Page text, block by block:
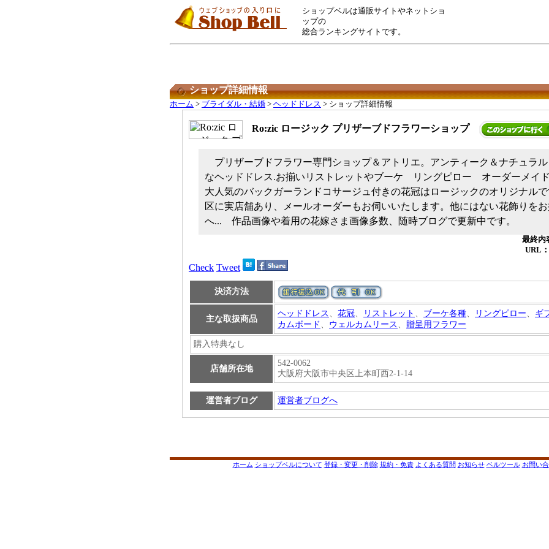
ショップベルは通販サイトやネットショ
ップの
総合ランキングサイトです。
ショップ詳細情報
ホーム > ブライダル・結婚 > ヘッドドレス > ショップ詳細情報
Ro:zic ロージック プリザーブドフラワーショップ
プリザーブドフラワー専門ショップ＆アトリエ。アンティーク＆ナチュラ
なヘッドドレス.お揃いリストレットやブーケ リングピロー オーダーメイド
大人気のバックガーランドコサージュ付きの花冠はロージックのオリジナル
区に実店舗あり、メールオーダーもお伺いいたします。他にはない花飾りを
へ... 作品画像や着用の花嫁さま画像多数、随時ブログで更新中です。
最終内
URL：
Check Tweet
決済方法
主な取扱商品
ヘッドドレス 、 花冠、 リストレット 、 ブーケ各種、 リングピロー、 ギ
カムボード 、 ウェルカムリース 、 贈呈用フラワー
購入特典なし
店舗所在地
542-0062
大阪府大阪市中央区上本町西2-1-14
運営者ブログ 運営者ブログへ
ホーム ショップベルについて 登録・変更・削除 規約・免責 よくある質問 お知らせ ベルツール お問い